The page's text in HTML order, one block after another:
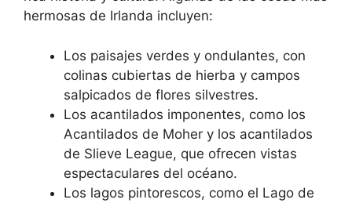
hermosas de Irlanda incluyen:
Los paisajes verdes y ondulantes, con
colinas cubiertas de hierba y campos
salpicados de flores silvestres.
Los acantilados imponentes, como los
Acantilados de Moher y los acantilados
de Slieve League, que ofrecen vistas
espectaculares del océano.
Los lagos pintorescos, como el Lago de